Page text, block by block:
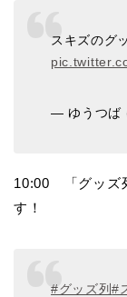
スキズのグ
— ゆうつば
10:00 「グッズ
す！
#グッズ列#